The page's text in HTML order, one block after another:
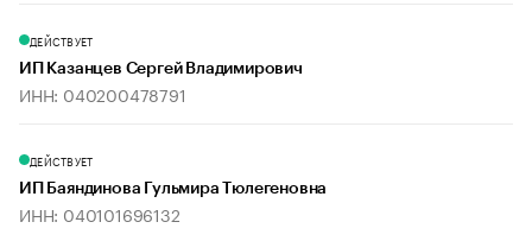
ДЕЙСТВУЕТ
ИП Казанцев Сергей Владимирович
ИНН: 040200478791
ДЕЙСТВУЕТ
ИП Баяндинова Гульмира Тюлегеновна
ИНН: 040101696132